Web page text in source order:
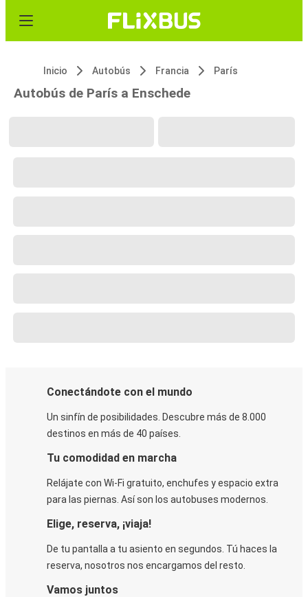
Inicio Autobús Francia París
Autobús de París a Enschede
Conectándote con el mundo
Un sinfín de posibilidades. Descubre más de 8.000
destinos en más de 40 países.
Tu comodidad en marcha
Relájate con Wi-Fi gratuito, enchufes y espacio extra
para las piernas. Así son los autobuses modernos.
Elige, reserva, ¡viaja!
De tu pantalla a tu asiento en segundos. Tú haces la
reserva, nosotros nos encargamos del resto.
Vamos juntos